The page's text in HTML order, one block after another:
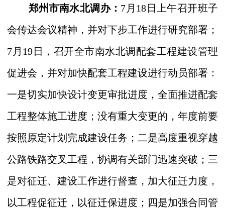
郑州市南水北调办： 7 月 18 日上午召开班子
会传达会议精神，并对下步工作进行研究部署；
7 月 19 日，召开全市南水北调配套工程建设管理
促进会，并对加快配套工程建设进行动员部署：
一是切实加快设计变更审批进度，全面推进配套
工程整体施工进度；没有重大变更的，年度前要
按照原定计划完成建设任务；二是高度重视穿越
公路铁路交叉工程，协调有关部门迅速突破；三
是对征迁、建设工作进行督查，加大征迁力度，
以工程促征迁，以征迁保进度；四是加强合同管